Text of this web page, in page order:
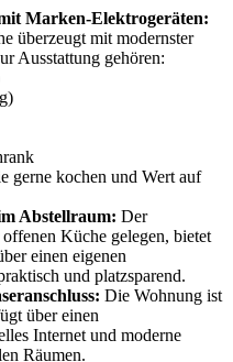
Marken-Elektrogeräten:
überzeugt mit modernster
Ausstattung gehören:
gerne kochen und Wert auf
Abstellraum: Der
Küche gelegen, bietet
einen eigenen
und platzsparend.
Die Wohnung ist
über einen
Internet und moderne
Räumen.